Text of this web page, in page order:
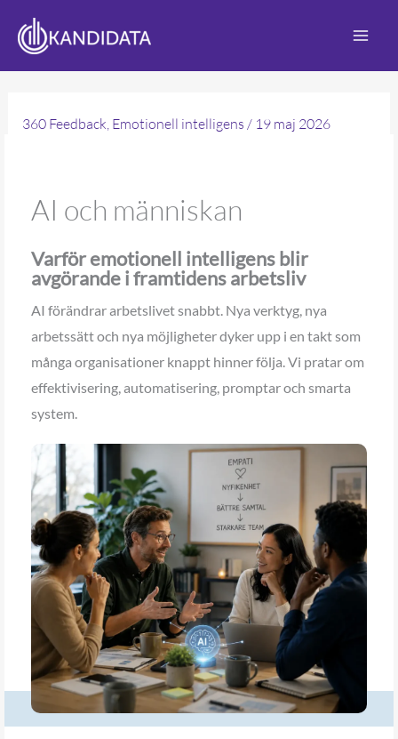
360 Feedback, Emotionell intelligens / 19 maj 2026
AI och människan
Varför emotionell intelligens blir
avgörande i framtidens arbetsliv
AI förändrar arbetslivet snabbt. Nya verktyg, nya
arbetssätt och nya möjligheter dyker upp i en takt som
många organisationer knappt hinner följa. Vi pratar om
effektivisering, automatisering, promptar och smarta
system.